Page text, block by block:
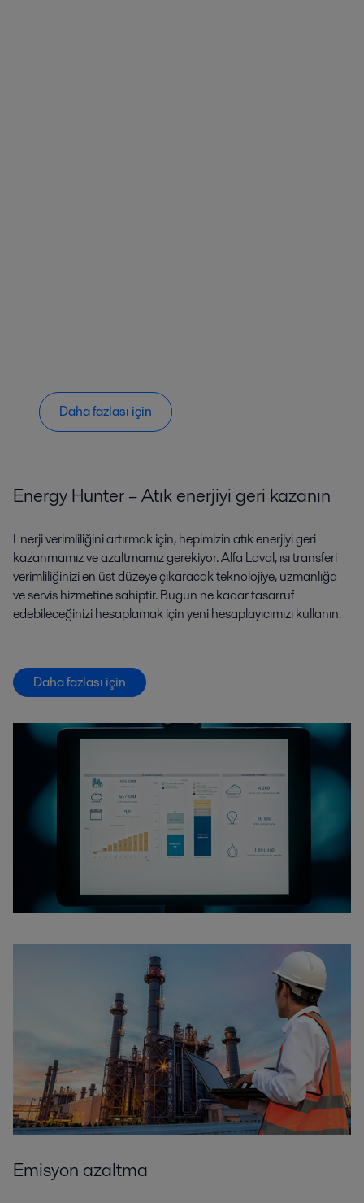
Daha fazlası için
Energy Hunter – Atık enerjiyi geri kazanın
Enerji verimliliğini artırmak için, hepimizin atık enerjiyi geri
kazanmamız ve azaltmamız gerekiyor. Alfa Laval, ısı transferi
verimliliğinizi en üst düzeye çıkaracak teknolojiye, uzmanlığa
ve servis hizmetine sahiptir. Bugün ne kadar tasarruf
edebileceğinizi hesaplamak için yeni hesaplayıcımızı kullanın.
Daha fazlası için
Emisyon azaltma